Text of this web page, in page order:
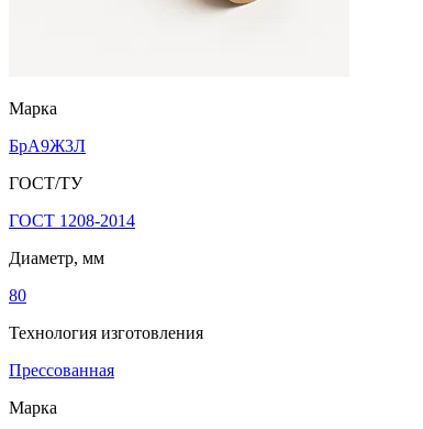
Марка
БрА9Ж3Л
ГОСТ/ТУ
ГОСТ 1208-2014
Диаметр, мм
80
Технология изготовления
Прессованная
Марка